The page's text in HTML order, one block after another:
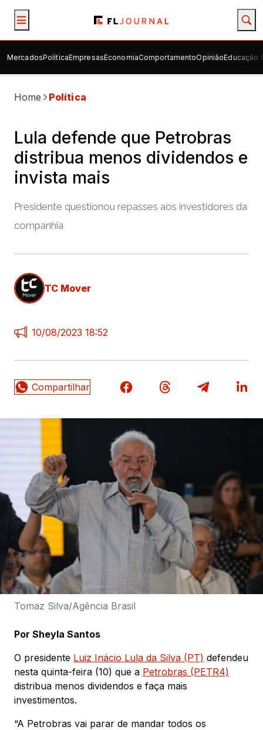
MercadosPolíticaEmpresasEconomiaComportamentoOpiniãoEducação
Home Política
Lula defende que Petrobras
distribua menos dividendos e
invista mais
Presidente questionou repasses aos investidores da
companhia
TC Mover
10/08/2023 18:52
Tomaz Silva/Agência Brasil
Por Sheyla Santos
O presidente Luiz Inácio Lula da Silva (PT) defendeu
nesta quinta-feira (10) que a Petrobras (PETR4)
distribua menos dividendos e faça mais
investimentos.
“A Petrobras vai parar de mandar todos os